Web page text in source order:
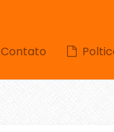
Contato